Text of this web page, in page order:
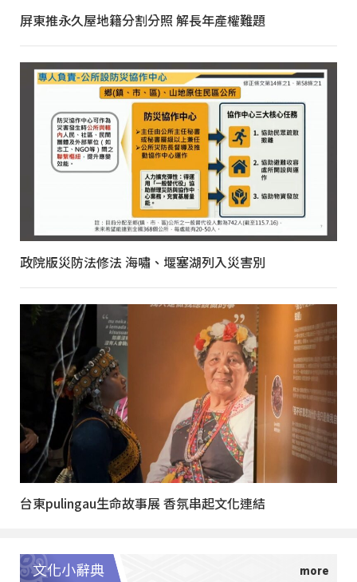
屏東推永久屋地籍分割分照 解長年產權難題
政院版災防法修法 海嘯、堰塞湖列入災害別
台東pulingau生命故事展 香氛串起文化連結
文化小辭典